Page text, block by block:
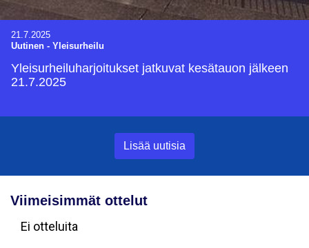
21.7.2025
Uutinen - Yleisurheilu
Yleisurheiluharjoitukset jatkuvat kesätauon jälkeen
21.7.2025
Lisää uutisia
Viimeisimmät ottelut
Ei otteluita